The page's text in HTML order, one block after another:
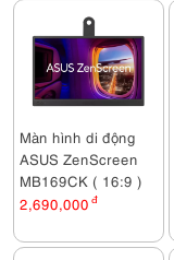
Màn hình di động
ASUS ZenScreen
MB169CK ( 16:9 )
2,690,000 đ